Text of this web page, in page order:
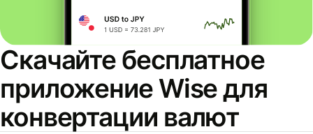
Скачайте бесплатное
приложение Wise для
конвертации валют